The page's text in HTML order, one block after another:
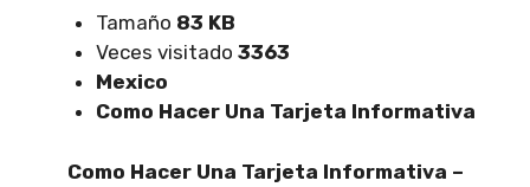
Tamaño 83 KB
Veces visitado 3363
Mexico
Como Hacer Una Tarjeta Informativa
Como Hacer Una Tarjeta Informativa –